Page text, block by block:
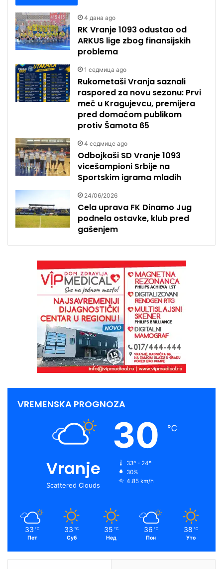
4 дана ago
RK Vranje 1093 odustao od
ARKUS lige zbog finansijskih
problema
1 седмица ago
Rukometaši Vranja saznali
raspored za novu sezonu: Prvi
meč u Kragujevcu, premijera
pred domaćom publikom
protiv Šamota 65
4 седмице ago
Odbojkaši SD Vranje 1093
vicešampioni Srbije na
Sportskim igrama mladih
24/06/2026
Cela uprava FK Dinamo Jug
podnela ostavke, klub pred
gašenjem
VREMENSKA PROGNOZA
Vranje
Scattered Clouds
30 ℃
33º - 24º
30%
4.85 km/h
33 ℃
Пет
33 ℃
Суб
35 ℃
Нед
36 ℃
Пон
38 ℃
Уто